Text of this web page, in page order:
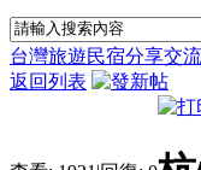
台灣旅遊民宿分享交
返回列表